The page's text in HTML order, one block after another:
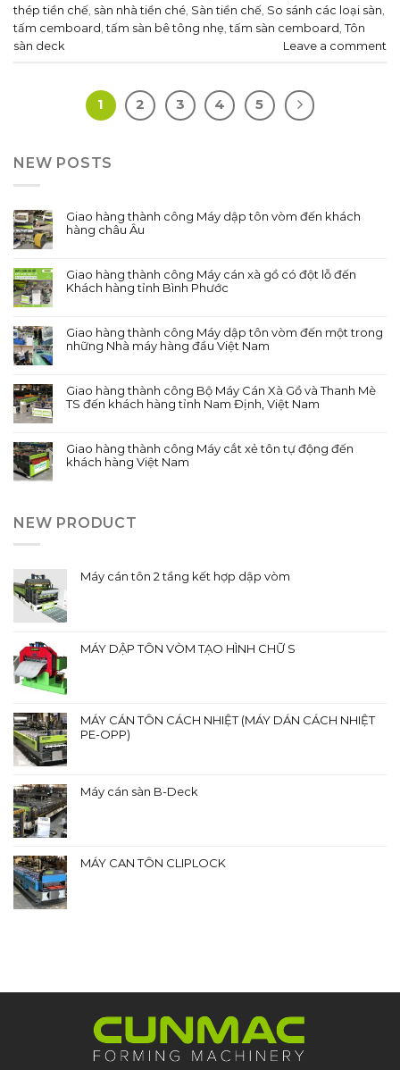
thép tiền chế sàn nhà tiền ché Sàn tiền chế So sánh các loại sàn
tấm cemboard ,tấm sàn bê tông nhẹ ,tấm sàn cemboard Tôn
sàn deck
Leave a comment
1 2 3 4 5
NEW POSTS
Giao hàng thành công Máy dập tôn vòm đến khách
hàng châu Âu
Giao hàng thành công Máy cán xà gồ có đột lỗ đến
Khách hàng tỉnh Bình Phước
Giao hàng thành công Máy dập tôn vòm đến một trong
những Nhà máy hàng đầu Việt Nam
Giao hàng thành công Bộ Máy Cán Xà Gồ và Thanh Mè
TS đến khách hàng tỉnh Nam Định, Việt Nam
Giao hàng thành công Máy cắt xẻ tôn tự động đến
khách hàng Việt Nam
NEW PRODUCT
Máy cán tôn 2 tầng kết hợp dập vòm
MÁY DẬP TÔN VÒM TẠO HÌNH CHỮ S
MÁY CÁN TÔN CÁCH NHIỆT (MÁY DÁN CÁCH NHIỆT
PE-OPP)
Máy cán sàn B-Deck
MÁY CAN TÔN CLIPLOCK